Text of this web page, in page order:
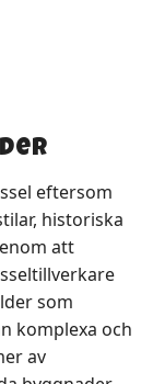
eftersom
historiska
att
som
komplexa och
av